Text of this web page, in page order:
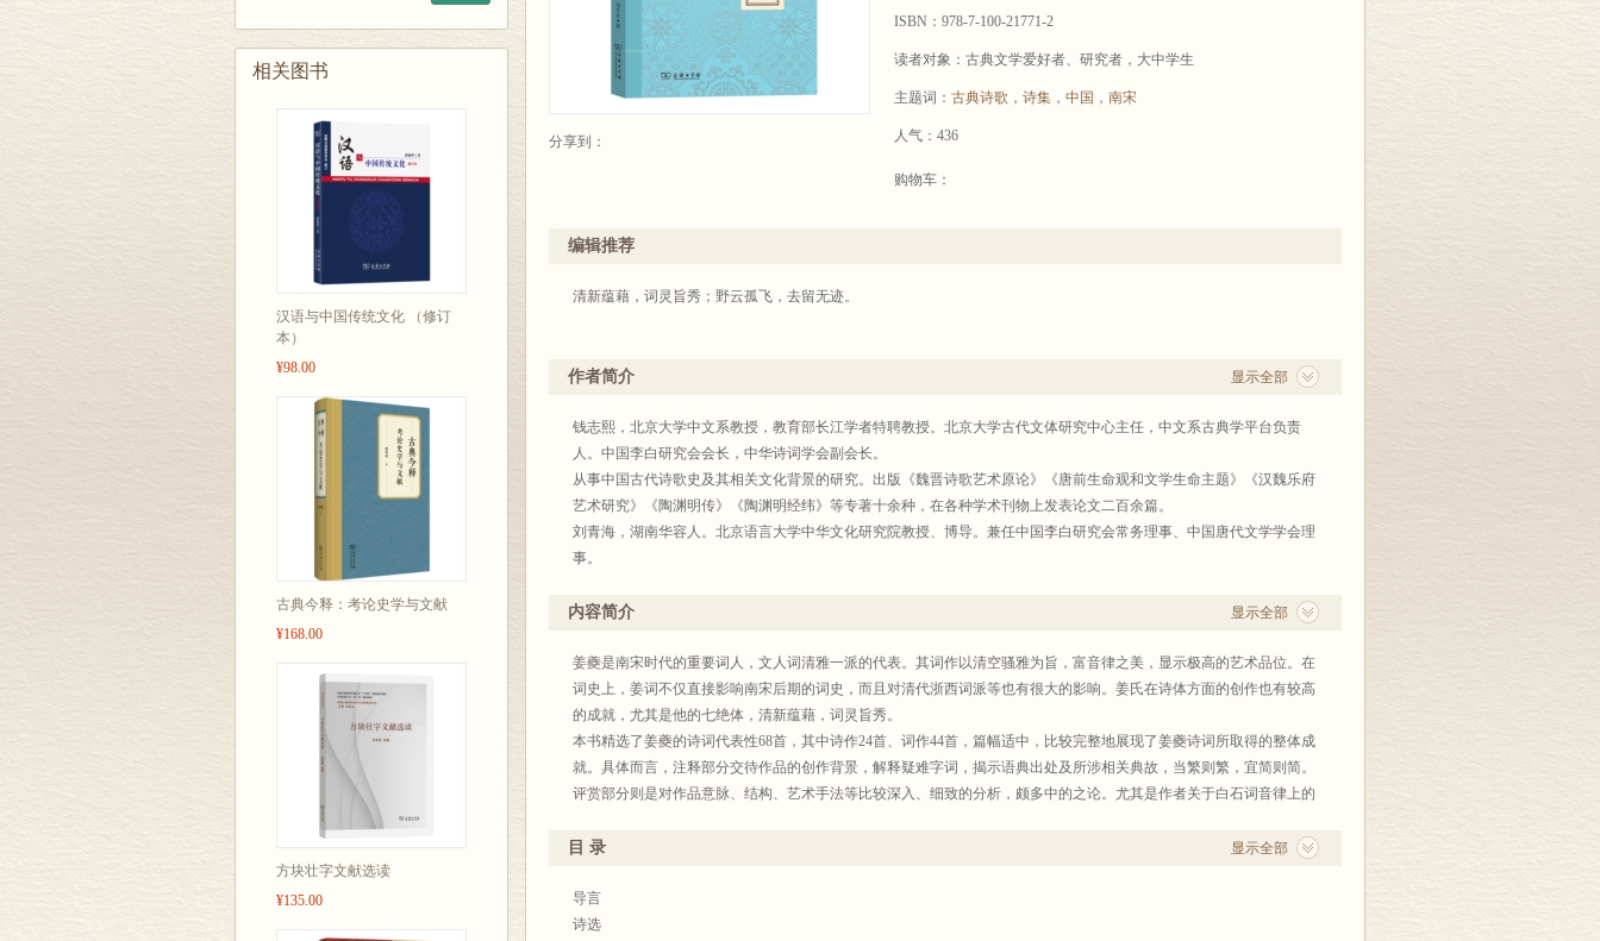
相关图书
汉语与中国传统文化 （修订
本）
¥98.00
古典今释：考论史学与文献
¥168.00
方块壮字文献选读
¥135.00
分享到：
ISBN：978-7-100-21771-2
读者对象：古典文学爱好者、研究者，大中学生
主题词： 古典诗歌 ， 诗集 ， 中国 ， 南宋
人气：436
购物车：
编辑推荐
清新蕴藉，词灵旨秀；野云孤飞，去留无迹。
显示全部
作者简介
钱志熙，北京大学中文系教授，教育部长江学者特聘教授。北京大学古代文体研究中心主任，中文系古典学平台负责
人。中国李白研究会会长，中华诗词学会副会长。
从事中国古代诗歌史及其相关文化背景的研究。出版《魏晋诗歌艺术原论》《唐前生命观和文学生命主题》《汉魏乐府
艺术研究》《陶渊明传》《陶渊明经纬》等专著十余种，在各种学术刊物上发表论文二百余篇。
刘青海，湖南华容人。北京语言大学中华文化研究院教授、博导。兼任中国李白研究会常务理事、中国唐代文学学会理
事。
究》《唐诗十讲》，译著《比较诗学结构：中西文论研究的三种视角》，发表论文四十余篇。
显示全部
内容简介
姜夔是南宋时代的重要词人，文人词清雅一派的代表。其词作以清空骚雅为旨，富音律之美，显示极高的艺术品位。在
词史上，姜词不仅直接影响南宋后期的词史，而且对清代浙西词派等也有很大的影响。姜氏在诗体方面的创作也有较高
的成就，尤其是他的七绝体，清新蕴藉，词灵旨秀。
本书精选了姜夔的诗词代表性68首，其中诗作24首、词作44首，篇幅适中，比较完整地展现了姜夔诗词所取得的整体成
就。具体而言，注释部分交待作品的创作背景，解释疑难字词，揭示语典出处及所涉相关典故，当繁则繁，宜简则简。
评赏部分则是对作品意脉、结构、艺术手法等比较深入、细致的分析，颇多中的之论。尤其是作者关于白石词音律上的
显示全部
目 录
导言
诗选